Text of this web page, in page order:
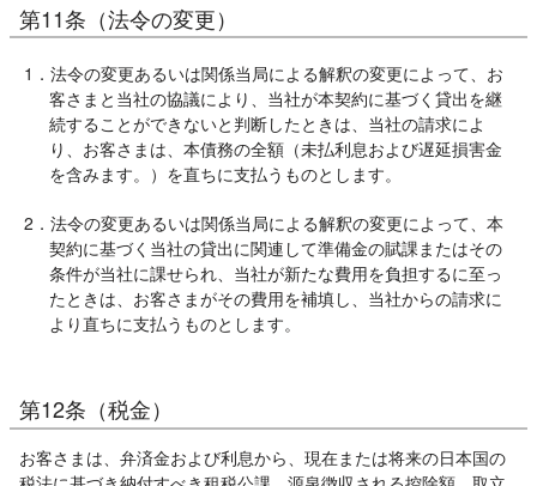
第11条（法令の変更）
1．法令の変更あるいは関係当局による解釈の変更によって、お
客さまと当社の協議により、当社が本契約に基づく貸出を継
続することができないと判断したときは、当社の請求によ
り、お客さまは、本債務の全額（未払利息および遅延損害金
を含みます。）を直ちに支払うものとします。
2．法令の変更あるいは関係当局による解釈の変更によって、本
契約に基づく当社の貸出に関連して準備金の賦課またはその
条件が当社に課せられ、当社が新たな費用を負担するに至っ
たときは、お客さまがその費用を補填し、当社からの請求に
より直ちに支払うものとします。
第12条（税金）
お客さまは、弁済金および利息から、現在または将来の日本国の